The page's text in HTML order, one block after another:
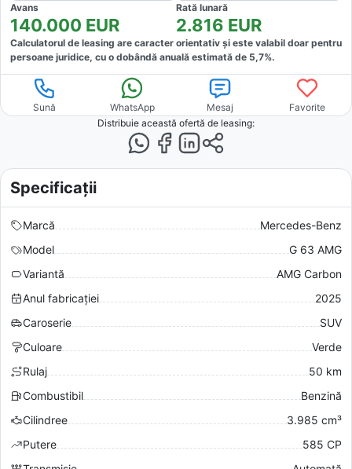
Avans
140.000 EUR
Rată lunară
2.816 EUR
Calculatorul de leasing are caracter orientativ și este valabil doar pentru
persoane juridice, cu o dobândă anuală estimată de 5,7%.
Sună WhatsApp Mesaj
Favorite
Distribuie această ofertă de leasing:
Specificații
Marcă
Mercedes-Benz
Model
G 63 AMG
Variantă
AMG Carbon
Anul fabricației
2025
Caroserie
SUV
Culoare
Verde
Rulaj
50 km
Combustibil
Benzină
Cilindree
3.985 cm³
Putere
585 CP